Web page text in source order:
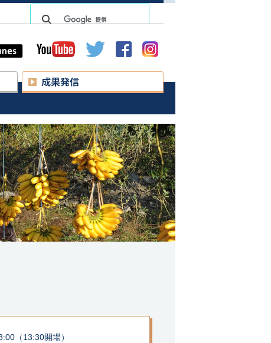
研究活動
京都気候変動適応センター
カーボンニュートラル達成に
貢献する大学等コアリション
アジアにおける
「エコヘルス」研究の新展開
関連研究活動など
環境教育／人材育成
イベント
刊行物
ソーシャルメディア
（13:30開場）